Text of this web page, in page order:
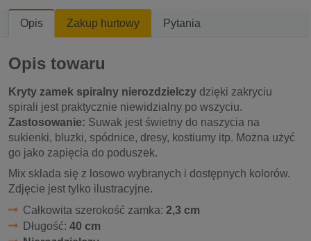
Opis Zakup hurtowy Pytania
Opis towaru
Kryty zamek spiralny nierozdzielczy dzięki zakryciu
spirali jest praktycznie niewidzialny po wszyciu.
Zastosowanie: Suwak jest świetny do naszycia na
sukienki, bluzki, spódnice, dresy, kostiumy itp. Można użyć
go jako zapięcia do poduszek.
Mix składa się z losowo wybranych i dostępnych kolorów.
Zdjęcie jest tylko ilustracyjne.
Całkowita szerokość zamka: 2,3 cm
Długość: 40 cm